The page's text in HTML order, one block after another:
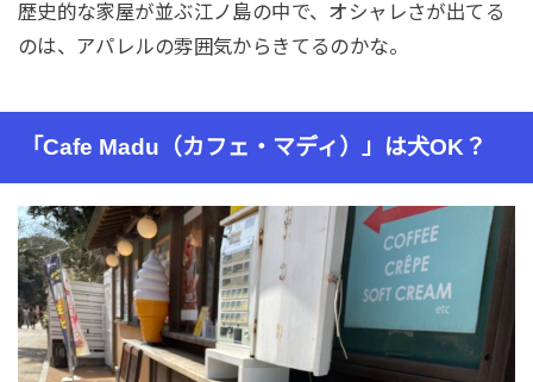
歴史的な家屋が並ぶ江ノ島の中で、オシャレさが出てる
のは、アパレルの雰囲気からきてるのかな。
「Cafe Madu（カフェ・マディ）」は犬OK？